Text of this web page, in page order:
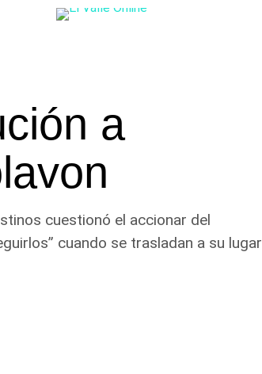
a
cuestionó el accionar del
cuando se trasladan a su lugar